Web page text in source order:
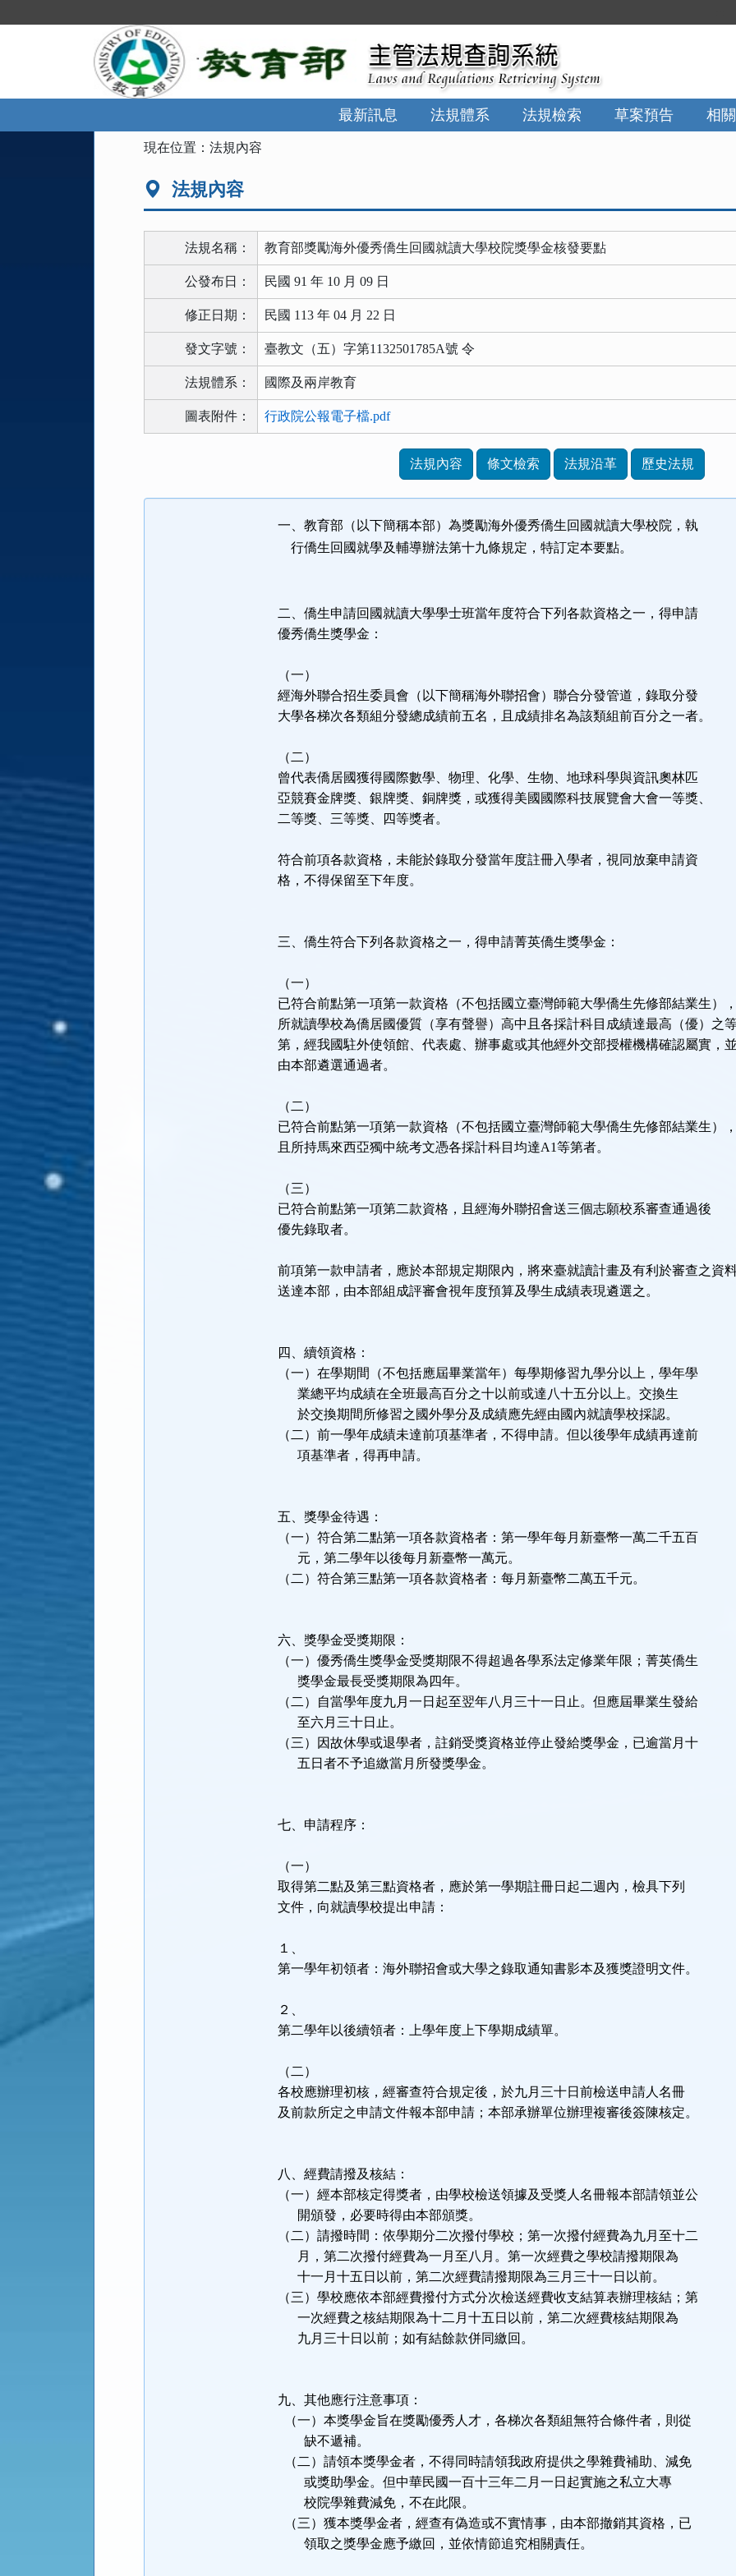
到
最新訊息 法規體系 法規檢索 草案預告 相
現在位置：法規內容
法規內容
法規名稱： 教育部獎勵海外優秀僑生回國就讀大學校院獎學金核發要點
公發布日： 民國 91 年 10 月 09 日
修正日期： 民國 113 年 04 月 22 日
發文字號： 臺教文（五）字第1132501785A號 令
法規體系： 國際及兩岸教育
圖表附件： 行政院公報電子檔.pdf
功
法規內容 條文檢索 法規沿革 歷史法規
一、教育部（以下簡稱本部）為獎勵海外優秀僑生回國就讀大學校院，執
行僑生回國就學及輔導辦法第十九條規定，特訂定本要點。
二、僑生申請回國就讀大學學士班當年度符合下列各款資格之一，得申請
優秀僑生獎學金：
（一）
經海外聯合招生委員會（以下簡稱海外聯招會）聯合分發管道，錄取分發
大學各梯次各類組分發總成績前五名，且成績排名為該類組前百分之一者。
（二）
曾代表僑居國獲得國際數學、物理、化學、生物、地球科學與資訊奧林匹
亞競賽金牌獎、銀牌獎、銅牌獎，或獲得美國國際科技展覽會大會一等獎、
二等獎、三等獎、四等獎者。
符合前項各款資格，未能於錄取分發當年度註冊入學者，視同放棄申請資
格，不得保留至下年度。
三、僑生符合下列各款資格之一，得申請菁英僑生獎學金：
（一）
已符合前點第一項第一款資格（不包括國立臺灣師範大學僑生先修部結業生）
所就讀學校為僑居國優質（享有聲譽）高中且各採計科目成績達最高（優）之
第，經我國駐外使領館、代表處、辦事處或其他經外交部授權機構確認屬實，
由本部遴選通過者。
（二）
已符合前點第一項第一款資格（不包括國立臺灣師範大學僑生先修部結業生）
且所持馬來西亞獨中統考文憑各採計科目均達A1等第者。
（三）
已符合前點第一項第二款資格，且經海外聯招會送三個志願校系審查通過後
優先錄取者。
前項第一款申請者，應於本部規定期限內，將來臺就讀計畫及有利於審查之資
送達本部，由本部組成評審會視年度預算及學生成績表現遴選之。
四、續領資格：
（一）在學期間（不包括應屆畢業當年）每學期修習九學分以上，學年學
業總平均成績在全班最高百分之十以前或達八十五分以上。交換生
於交換期間所修習之國外學分及成績應先經由國內就讀學校採認。
（二）前一學年成績未達前項基準者，不得申請。但以後學年成績再達前
項基準者，得再申請。
五、獎學金待遇：
（一）符合第二點第一項各款資格者：第一學年每月新臺幣一萬二千五百
元，第二學年以後每月新臺幣一萬元。
（二）符合第三點第一項各款資格者：每月新臺幣二萬五千元。
六、獎學金受獎期限：
（一）優秀僑生獎學金受獎期限不得超過各學系法定修業年限；菁英僑生
獎學金最長受獎期限為四年。
（二）自當學年度九月一日起至翌年八月三十一日止。但應屆畢業生發給
至六月三十日止。
（三）因故休學或退學者，註銷受獎資格並停止發給獎學金，已逾當月十
五日者不予追繳當月所發獎學金。
七、申請程序：
（一）
取得第二點及第三點資格者，應於第一學期註冊日起二週內，檢具下列
文件，向就讀學校提出申請：
１、
第一學年初領者：海外聯招會或大學之錄取通知書影本及獲獎證明文件。
２、
第二學年以後續領者：上學年度上下學期成績單。
（二）
各校應辦理初核，經審查符合規定後，於九月三十日前檢送申請人名冊
及前款所定之申請文件報本部申請；本部承辦單位辦理複審後簽陳核定。
八、經費請撥及核結：
（一）經本部核定得獎者，由學校檢送領據及受獎人名冊報本部請領並公
開頒發，必要時得由本部頒獎。
（二）請撥時間：依學期分二次撥付學校；第一次撥付經費為九月至十二
月，第二次撥付經費為一月至八月。第一次經費之學校請撥期限為
十一月十五日以前，第二次經費請撥期限為三月三十一日以前。
（三）學校應依本部經費撥付方式分次檢送經費收支結算表辦理核結；第
一次經費之核結期限為十二月十五日以前，第二次經費核結期限為
九月三十日以前；如有結餘款併同繳回。
九、其他應行注意事項：
（一）本獎學金旨在獎勵優秀人才，各梯次各類組無符合條件者，則從
缺不遞補。
（二）請領本獎學金者，不得同時請領我政府提供之學雜費補助、減免
或獎助學金。但中華民國一百十三年二月一日起實施之私立大專
校院學雜費減免，不在此限。
（三）獲本獎學金者，經查有偽造或不實情事，由本部撤銷其資格，已
領取之獎學金應予繳回，並依情節追究相關責任。